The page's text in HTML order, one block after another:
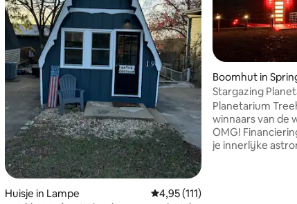
van 4,99 uit 5, 461 recensies
Huisje in Lampe Gemiddelde beoordeling van
4,95 (111)
Boomhut in
Stargazing
Beaver Lake View
Planetarium
winnaars van de
OMG!
je innerlijke